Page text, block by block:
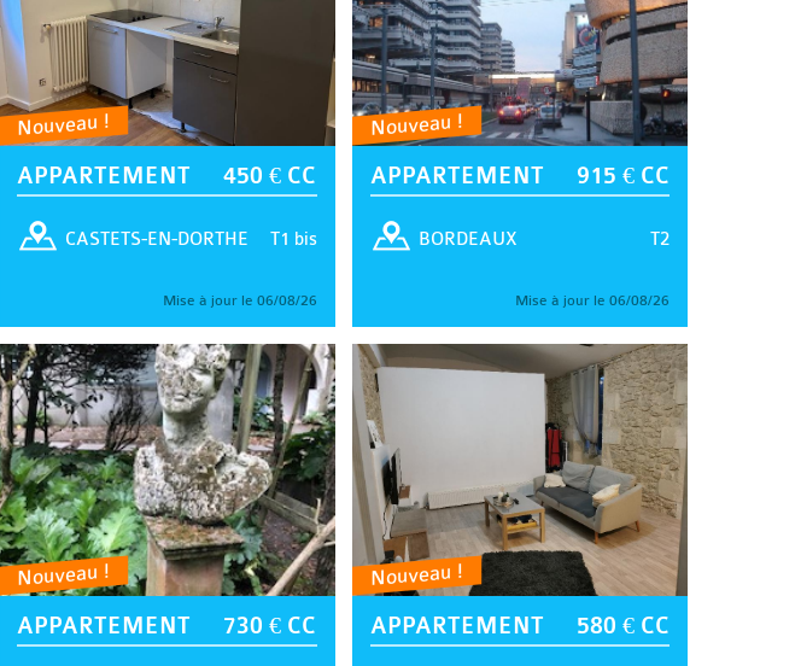
Nouveau !
APPARTEMENT 450 € CC
T1 bis
CASTETS-EN-DORTHE
Mise à jour le 06/08/26
Nouveau !
APPARTEMENT 915 € CC
T2
BORDEAUX
Mise à jour le 06/08/26
Nouveau !
APPARTEMENT 730 € CC
Nouveau !
APPARTEMENT 580 € CC